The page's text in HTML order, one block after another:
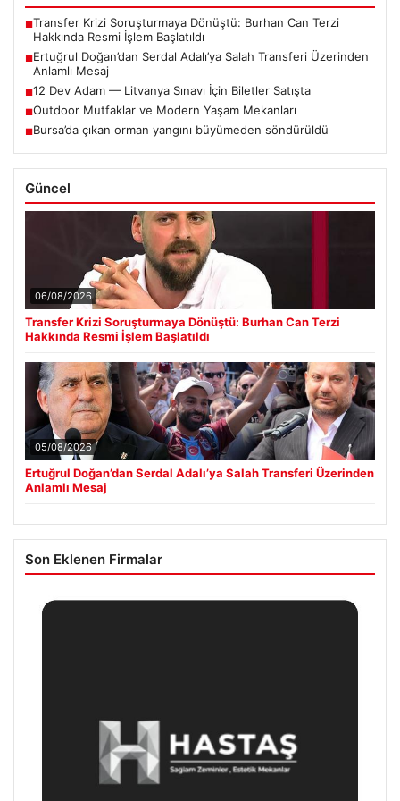
■Transfer Krizi Soruşturmaya Dönüştü: Burhan Can Terzi
Hakkında Resmi İşlem Başlatıldı
■Ertuğrul Doğan’dan Serdal Adalı’ya Salah Transferi Üzerinden
Anlamlı Mesaj
■12 Dev Adam — Litvanya Sınavı İçin Biletler Satışta
■Outdoor Mutfaklar ve Modern Yaşam Mekanları
■Bursa’da çıkan orman yangını büyümeden söndürüldü
Güncel
06/08/2026
Transfer Krizi Soruşturmaya Dönüştü: Burhan Can Terzi
Hakkında Resmi İşlem Başlatıldı
05/08/2026
Ertuğrul Doğan’dan Serdal Adalı’ya Salah Transferi Üzerinden
Anlamlı Mesaj
Son Eklenen Firmalar